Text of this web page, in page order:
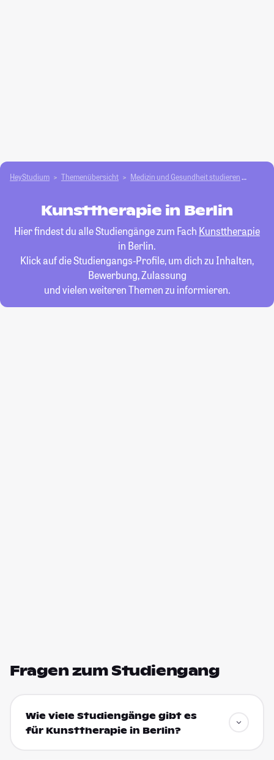
HeyStudium Themenübersicht Medizin und Gesundheit studieren
Kunsttherapie in Berlin
Hier findest du alle Studiengänge zum Fach Kunsttherapie
in Berlin.
Klick auf die Studiengangs-Profile, um dich zu Inhalten,
Bewerbung, Zulassung
und vielen weiteren Themen zu informieren.
Fragen zum Studiengang
Wie viele Studiengänge gibt es
für Kunsttherapie in Berlin?